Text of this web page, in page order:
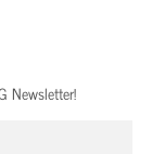
Newsletter!